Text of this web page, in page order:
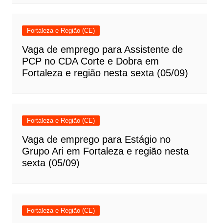
Fortaleza e Região (CE)
Vaga de emprego para Assistente de
PCP no CDA Corte e Dobra em
Fortaleza e região nesta sexta (05/09)
Fortaleza e Região (CE)
Vaga de emprego para Estágio no
Grupo Ari em Fortaleza e região nesta
sexta (05/09)
Fortaleza e Região (CE)